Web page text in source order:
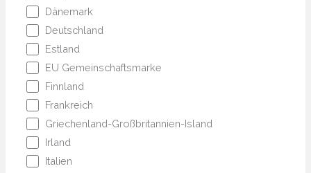
Dänemark
Deutschland
Estland
EU Gemeinschaftsmarke
Finnland
Frankreich
Griechenland-Großbritannien-Island
Irland
Italien